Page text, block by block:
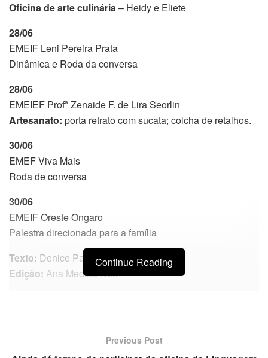
Oficina de arte culinária– Heidy e Eliete
28/06
EMEIF Leni Pereira Prata
Dinâmica e Roda da conversa
28/06
EMEIEF Profª Zenaide F. de Lira Seorlin
Artesanato: porta retrato com sucata; colcha de retalhos.
30/06
EMEF Viva Mais
Roda de conversa
30/06
EMEIF Oreste Ongaro
Palestra direcionada para a família
Texto: Denice Palomo
Edição: Ana Medina Néri
Continue Reading
Previous Post